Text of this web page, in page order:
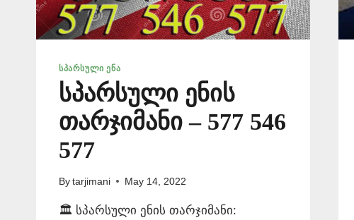
ᲡᲞᲐᲠᲡᲣᲚᲘ ᲔᲜᲐ
სპარსული ენის
თარჯიმანი – 577 546
577
By tarjimani May 14, 2022
🏛️ სპარსული ენის თარჯიმანი: